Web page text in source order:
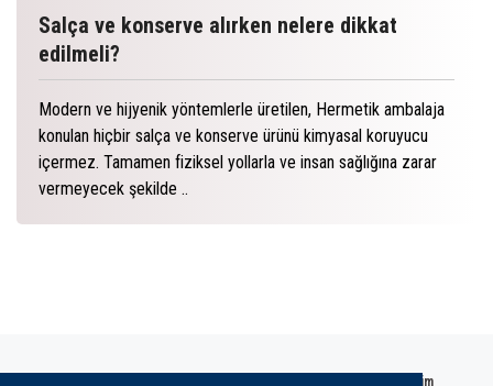
Salça ve konserve alırken nelere dikkat
edilmeli?
Modern ve hijyenik yöntemlerle üretilen, Hermetik ambalaja
konulan hiçbir salça ve konserve ürünü kimyasal koruyucu
içermez. Tamamen fiziksel yollarla ve insan sağlığına zarar
vermeyecek şekilde ..
İletişim